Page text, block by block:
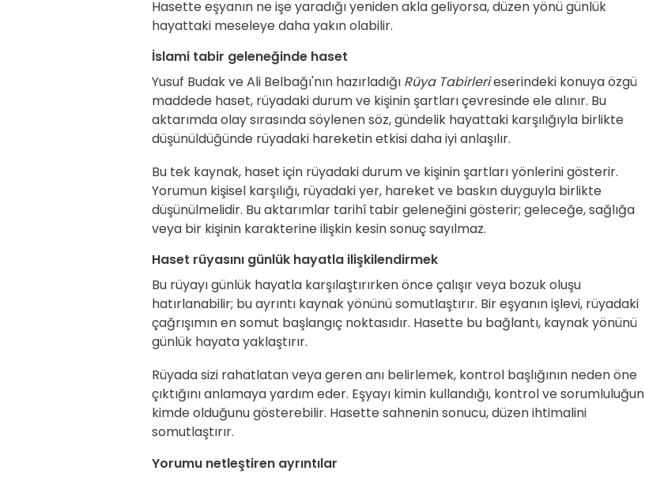
Hasette eşyanın ne işe yaradığı yeniden akla geliyorsa, düzen yönü günlük
hayattaki meseleye daha yakın olabilir.
İslami tabir geleneğinde haset
Yusuf Budak ve Ali Belbağı'nın hazırladığı Rüya Tabirlerieserindeki konuya özgü
maddede haset, rüyadaki durum ve kişinin şartları çevresinde ele alınır. Bu
aktarımda olay sırasında söylenen söz, gündelik hayattaki karşılığıyla birlikte
düşünüldüğünde rüyadaki hareketin etkisi daha iyi anlaşılır.
Bu tek kaynak, haset için rüyadaki durum ve kişinin şartları yönlerini gösterir.
Yorumun kişisel karşılığı, rüyadaki yer, hareket ve baskın duyguyla birlikte
düşünülmelidir. Bu aktarımlar tarihî tabir geleneğini gösterir; geleceğe, sağlığa
veya bir kişinin karakterine ilişkin kesin sonuç sayılmaz.
Haset rüyasını günlük hayatla ilişkilendirmek
Bu rüyayı günlük hayatla karşılaştırırken önce çalışır veya bozuk oluşu
hatırlanabilir; bu ayrıntı kaynak yönünü somutlaştırır. Bir eşyanın işlevi, rüyadaki
çağrışımın en somut başlangıç noktasıdır. Hasette bu bağlantı, kaynak yönünü
günlük hayata yaklaştırır.
Rüyada sizi rahatlatan veya geren anı belirlemek, kontrol başlığının neden öne
çıktığını anlamaya yardım eder. Eşyayı kimin kullandığı, kontrol ve sorumluluğun
kimde olduğunu gösterebilir. Hasette sahnenin sonucu, düzen ihtimalini
somutlaştırır.
Yorumu netleştiren ayrıntılar